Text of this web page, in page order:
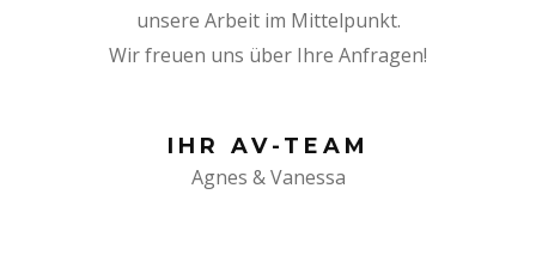
unsere Arbeit im Mittelpunkt.
Wir freuen uns über Ihre Anfragen!
IHR AV-TEAM
Agnes & Vanessa